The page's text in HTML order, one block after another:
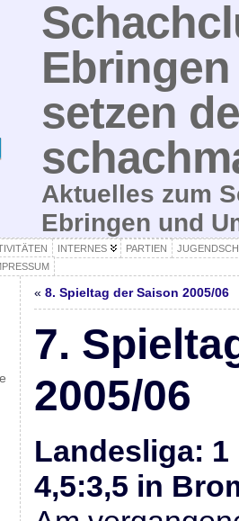
setzen
Aktuelles zum
Ebringen und
INTERNES PARTIEN
« 8. Spieltag der Saison 2005/06
7.
2005/06
Landesliga: 1
4,5:3,5 in